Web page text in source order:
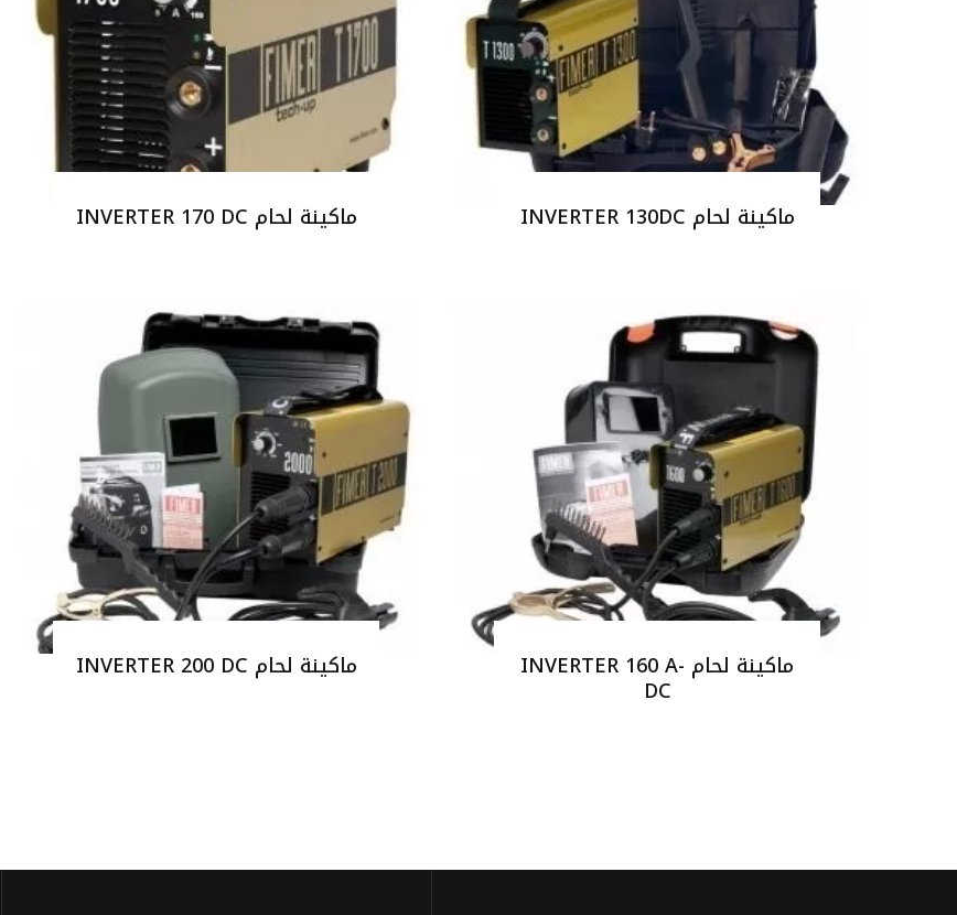
ماكينة لحام INVERTER 130DC ماكينة لحام INVERTER 170 DC
ماكينة لحام INVERTER 160 A-
DC
ماكينة لحام INVERTER 200 DC